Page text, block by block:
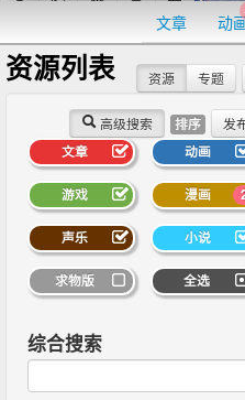
文章 动
资源列表
高级搜索 排序 发
资源 专题
文章 动画
游戏 漫画
声乐 小说
求物版 全选
综合搜索